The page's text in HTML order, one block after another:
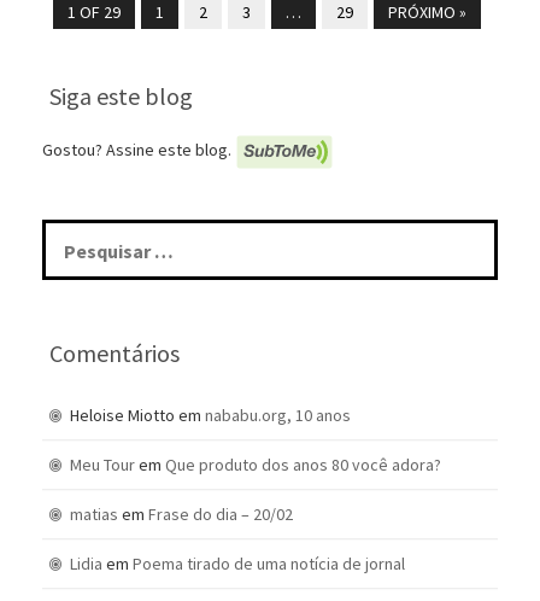
1 OF 29 1 2 3 … 29 PRÓXIMO »
Siga este blog
Gostou? Assine este blog.
Pesquisar
por:
Comentários
Heloise Miotto em nababu.org, 10 anos
Meu Tourem Que produto dos anos 80 você adora?
matias em Frase do dia – 20/02
Lidia em Poema tirado de uma notícia de jornal